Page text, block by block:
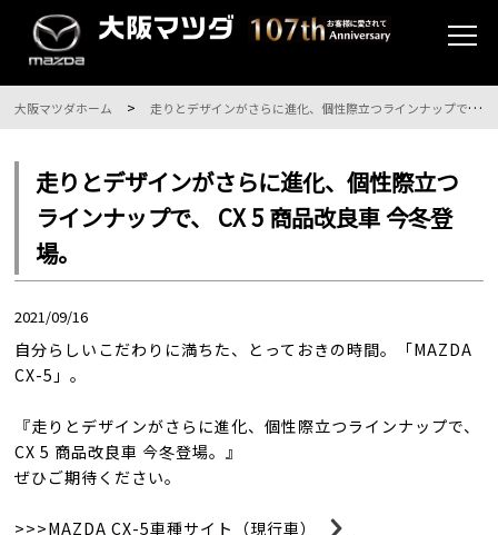
大阪マツダホーム 走りとデザインがさらに進化、個性際立つラインナップで、 CX 5 商品改良車 今冬登場。
走りとデザインがさらに進化、個性際立つ
ラインナップで、 CX 5 商品改良車 今冬登
場。
2021/09/16
自分らしいこだわりに満ちた、とっておきの時間。「MAZDA
CX-5」。
『走りとデザインがさらに進化、個性際立つラインナップで、
CX 5 商品改良車 今冬登場。』
ぜひご期待ください。
>>>MAZDA CX-5車種サイト（現行車）